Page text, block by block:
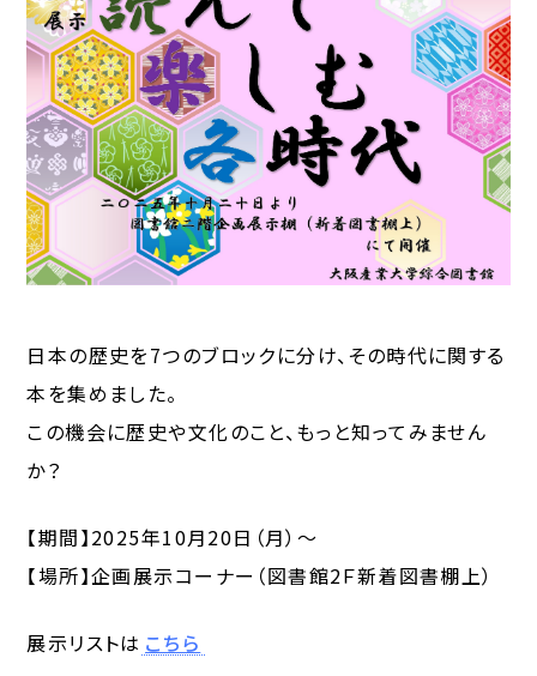
日本の歴史を7つのブロックに分け、その時代に関する
本を集めました。
この機会に歴史や文化のこと、もっと知ってみません
か？
【期間】2025年10月20日（月）～
【場所】企画展示コーナー（図書館2Ｆ新着図書棚上）
展示リストは こちら